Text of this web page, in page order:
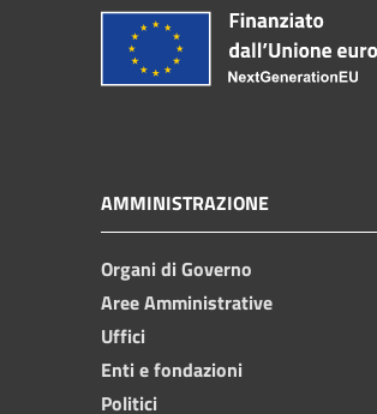
AMMINISTRAZIONE
Organi di Governo
Aree Amministrative
Uffici
Enti e fondazioni
Politici